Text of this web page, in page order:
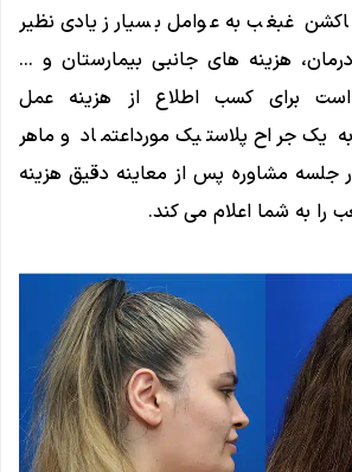
غبغب به عوامل بسیار زیادی نظیر
هزینه های جانبی بیمارستان و …
است برای کسب اطلاع از هزینه عمل
یک جراح پلاستیک مورداعتماد و ماهر
جلسه مشاوره پس از معاینه دقیق هزینه
را به شما اعلام می کند.